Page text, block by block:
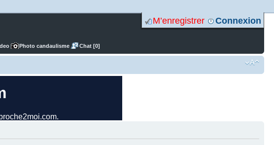
M’enregistrer Connexion
Photo candaulisme Chat [0]